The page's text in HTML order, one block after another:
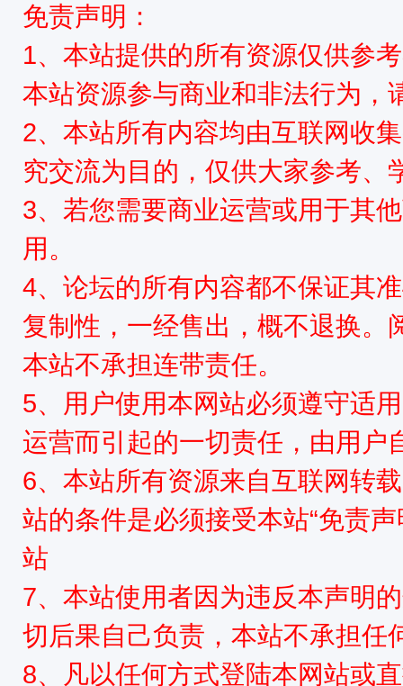
免责声明：
1、本站提供的所有资源仅供参
本站资源参与商业和非法行为，
2、本站所有内容均由互联网收
究交流为目的，仅供大家参考、
3、若您需要商业运营或用于其
用。
4、论坛的所有内容都不保证其
复制性，一经售出，概不退换。
本站不承担连带责任。
5、用户使用本网站必须遵守适
运营而引起的一切责任，由用户
6、本站所有资源来自互联网转
站的条件是必须接受本站“免责
站
7、本站使用者因为违反本声明
切后果自己负责，本站不承担任
8、凡以任何方式登陆本网站或